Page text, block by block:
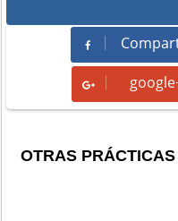
Compartir
OTRAS